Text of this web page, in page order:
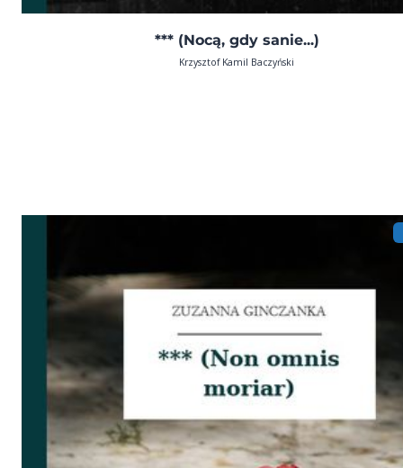
*** (Nocą, gdy sanie...)
Krzysztof Kamil Baczyński